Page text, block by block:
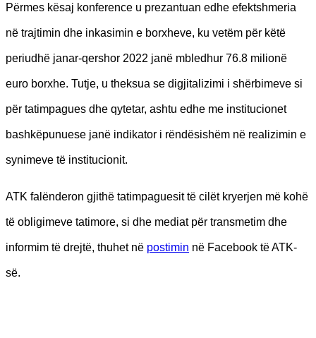
Përmes kësaj konference u prezantuan edhe efektshmeria
në trajtimin dhe inkasimin e borxheve, ku vetëm për këtë
periudhë janar-qershor 2022 janë mbledhur 76.8 milionë
euro borxhe. Tutje, u theksua se digjitalizimi i shërbimeve si
për tatimpagues dhe qytetar, ashtu edhe me institucionet
bashkëpunuese janë indikator i rëndësishëm në realizimin e
synimeve të institucionit.
ATK falënderon gjithë tatimpaguesit të cilët kryerjen më kohë
të obligimeve tatimore, si dhe mediat për transmetim dhe
informim të drejtë, thuhet në postimin në Facebook të ATK-
së.